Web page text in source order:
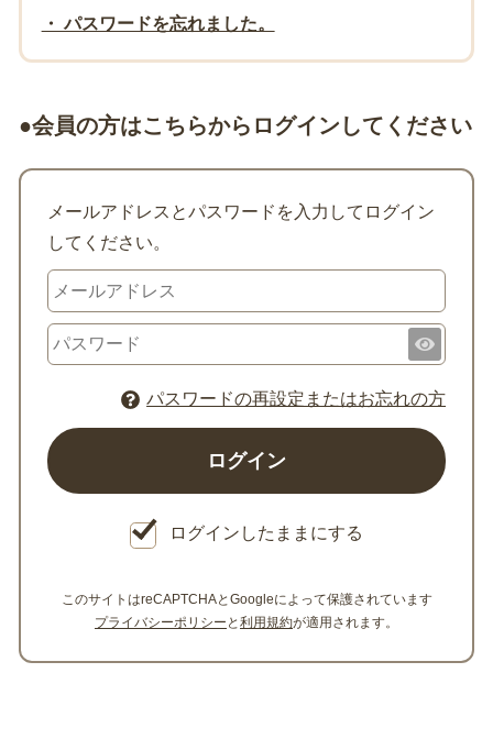
・ パスワードを忘れました。
●会員の方はこちらからログインしてください
メールアドレスとパスワードを入力してログイン
してください。
パスワードの再設定またはお忘れの方
ログインしたままにする
このサイトはreCAPTCHAとGoogleによって保護されています
プライバシーポリシー と 利用規約が適用されます。